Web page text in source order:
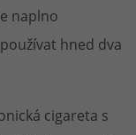
naplno
hned dva
cigareta s